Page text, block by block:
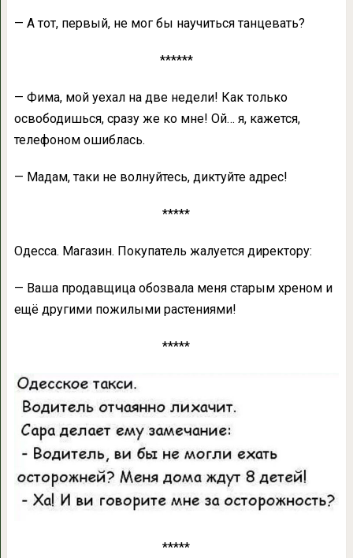
— А тот, первый, не мог бы научиться танцевать?
******
— Фима, мой уехал на две недели! Как только
освободишься, сразу же ко мне! Ой… я, кажется,
телефоном ошиблась.
— Мадам, таки не волнуйтесь, диктуйте адрес!
*****
Одесса. Магазин. Покупатель жалуется директору:
— Ваша продавщица обозвала меня старым хреном и
ещё другими пожилыми растениями!
*****
*****